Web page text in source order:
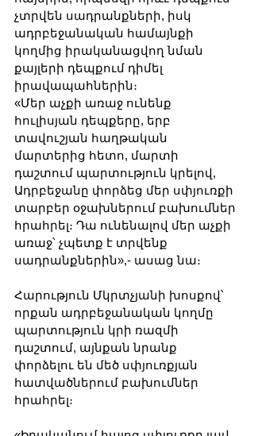
չտրվեն սադրանքների, իսկ
ադրբեջանական համայնքի
կողմից իրականացվող նման
քայլերի դեպքում դիմել
իրավապահներին։
«Մեր աչքի առաջ ունենք
հուլիսյան դեպքերը, երբ
տավուշյան հաղթական
մարտերից հետո, մարտի
դաշտում պարտություն կրելով,
Ադրբեջանը փորձեց մեր սփյուռքի
տարբեր օջախներում բախումներ
հրահրել։ Դա ունենալով մեր աչքի
առաջ՝ չպետք է տրվենք
սադրանքներին»,- ասաց նա։
Հարություն Մկրտչյանի խոսքով՝
որքան ադրբեջանական կողմը
պարտություն կրի ռազմի
դաշտում, այնքան նրանք
փորձելու են մեծ սփյուռքյան
հատվածներում բախումներ
հրահրել։